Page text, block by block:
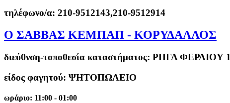
τηλέφωνο/α: 210-9512143,210-9512914
O ΣΑΒΒΑΣ ΚΕΜΠΑΠ - ΚΟΡΥΔΑΛΛΟΣ
διεύθνση-τοποθεσία καταστήματος: ΡΗΓΑ ΦΕΡΑΙΟΥ
είδος φαγητού: ΨΗΤΟΠΩΛΕΙΟ
ωράριο: 11:00 - 01:00